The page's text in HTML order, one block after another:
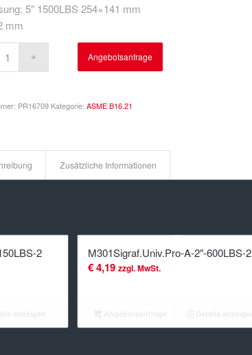
5″ 1500LBS 254×141 mm
mm
Angebotsanfrage
PR16709 Kategorie:ASME B16.21
Zusätzliche Informationen
2 M301Sigraf.Univ.Pro-A-2″-600LBS-2
€4,19 zzgl. MwSt.